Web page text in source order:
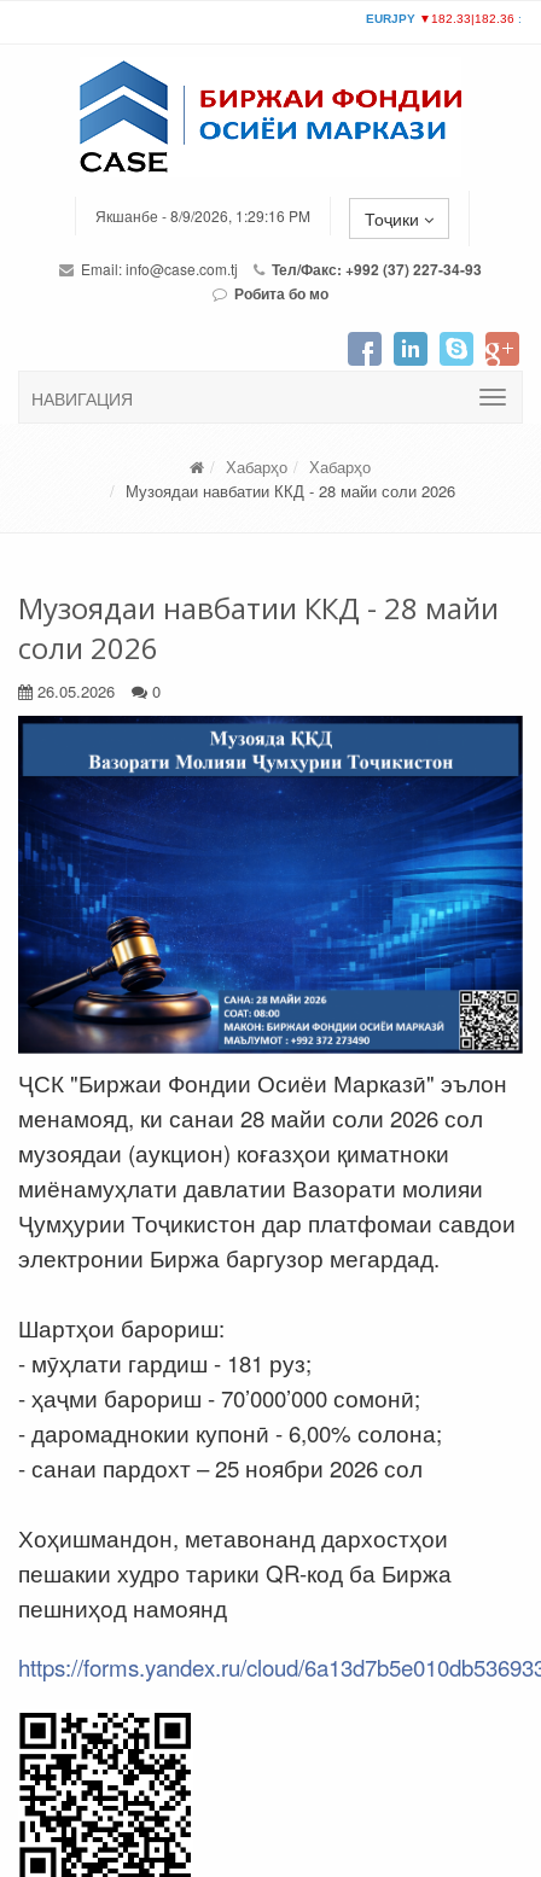
Якшанбе - 8/9/2026, 1:29:16 PM Тоҷики
Email:info@case.com.tj
Тел/Факс: +992 (37) 227-34-93
Робита бо мо
НАВИГАЦИЯ
Хабарҳо
Хабарҳо
Музоядаи навбатии ККД - 28 майи соли 2026
Музоядаи навбатии ККД - 28 майи
соли 2026
26.05.2026 0
ҶСК "Биржаи Фондии Осиёи Марказӣ" эълон
менамояд, ки санаи 28 майи соли 2026 сол
музоядаи (аукцион) коғазҳои қиматноки
миёнамуҳлати давлатии Вазорати молияи
Ҷумҳурии Тоҷикистон дар платфомаи савдои
электронии Биржа баргузор мегардад.
Шартҳои барориш:
- мӯҳлати гардиш - 181 руз;
- ҳаҷми барориш - 70’000’000 сомонӣ;
- даромаднокии купонӣ - 6,00% солона;
- санаи пардохт – 25 ноябри 2026 сол
Хоҳишмандон, метавонанд дархостҳои
пешакии худро тарики QR-код ба Биржа
пешниҳод намоянд
https://forms.yandex.ru/cloud/